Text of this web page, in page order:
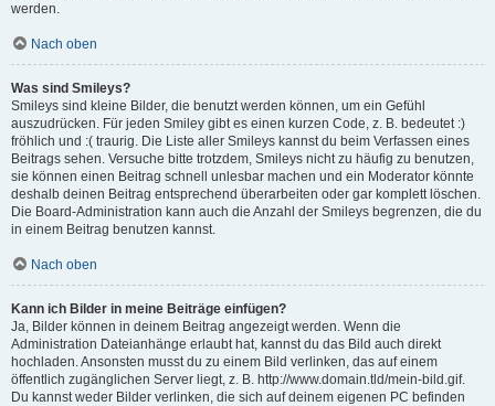
werden.
Nach oben
Was sind Smileys?
Smileys sind kleine Bilder, die benutzt werden können, um ein Gefühl
auszudrücken. Für jeden Smiley gibt es einen kurzen Code, z. B. bedeutet :)
fröhlich und :( traurig. Die Liste aller Smileys kannst du beim Verfassen eines
Beitrags sehen. Versuche bitte trotzdem, Smileys nicht zu häufig zu benutzen,
sie können einen Beitrag schnell unlesbar machen und ein Moderator könnte
deshalb deinen Beitrag entsprechend überarbeiten oder gar komplett löschen.
Die Board-Administration kann auch die Anzahl der Smileys begrenzen, die du
in einem Beitrag benutzen kannst.
Nach oben
Kann ich Bilder in meine Beiträge einfügen?
Ja, Bilder können in deinem Beitrag angezeigt werden. Wenn die
Administration Dateianhänge erlaubt hat, kannst du das Bild auch direkt
hochladen. Ansonsten musst du zu einem Bild verlinken, das auf einem
öffentlich zugänglichen Server liegt, z. B. http://www.domain.tld/mein-bild.gif.
Du kannst weder Bilder verlinken, die sich auf deinem eigenen PC befinden